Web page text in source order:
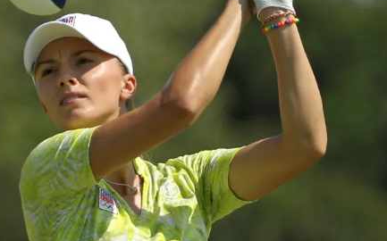
Moderní pětiboj
Motorsport
Olympijské hry
Parasport
Plavání
Plážový volejbal
Triatlon
Vodní
Volejbal